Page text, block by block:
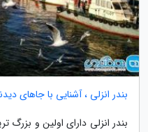
بندر انزلی ، آشنایی با جاهای
بندر انزلی دارای اولین و بزرگ